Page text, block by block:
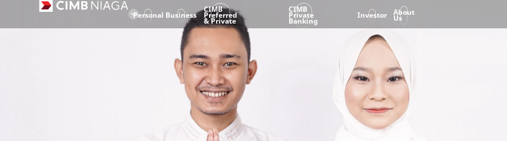
Personal Business
CIMB
Preferred
& Private
CIMB
Private
Banking
Investor About
Us